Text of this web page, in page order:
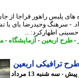
وحیدرضا بای با
اظهارکرد: ...
اربعین -آزمایشگاه-
4 روز پیش - سه شنبه 13 مرداد